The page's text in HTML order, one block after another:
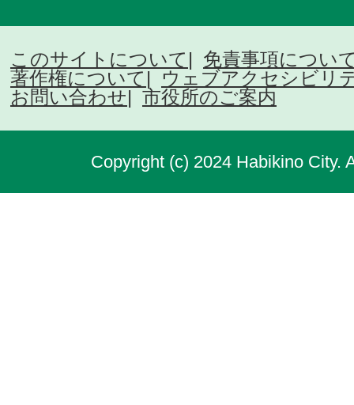
このサイトについて
免責事項につい
著作権について
ウェブアクセシビリ
お問い合わせ
市役所のご案内
Copyright (c) 2024 Habikino City.